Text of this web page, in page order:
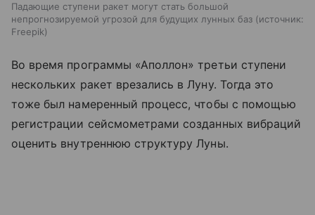
Падающие ступени ракет могут стать большой
непрогнозируемой угрозой для будущих лунных баз
источник:
Freepik
Во время программы «Аполлон» третьи ступени
нескольких ракет врезались в Луну. Тогда это
тоже был намеренный процесс, чтобы с помощью
регистрации сейсмометрами созданных вибраций
оценить внутреннюю структуру Луны.